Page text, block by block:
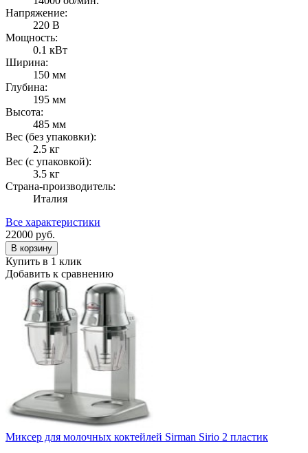
Напряжение:
220 В
Мощность:
0.1 кВт
Ширина:
150 мм
Глубина:
195 мм
Высота:
485 мм
Вес (без упаковки):
2.5 кг
Вес (с упаковкой):
3.5 кг
Страна-производитель:
Италия
Все характеристики
22000 руб.
В корзину
Купить в 1 клик
Добавить к сравнению
Миксер для молочных коктейлей Sirman Sirio 2 пластик